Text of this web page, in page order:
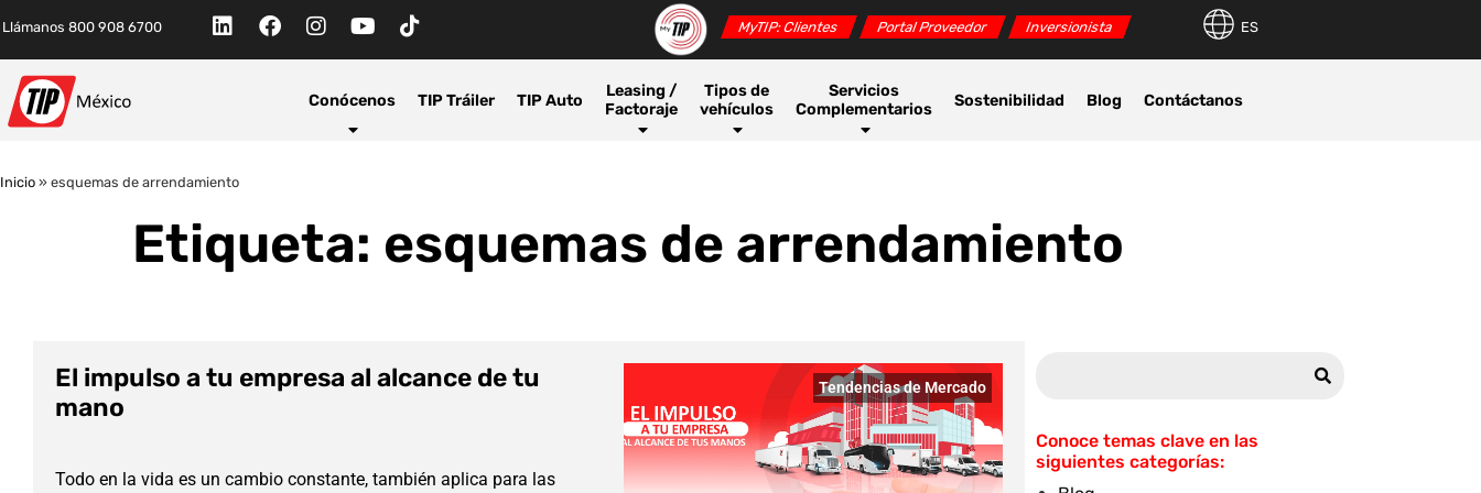
Llámanos 800 908 6700 MyTIP: Clientes Portal Proveedor Inversionista ES
Conócenos TIP Tráiler TIP Auto
Leasing /
Factoraje
Tipos de
vehículos
Servicios
Complementarios
Sostenibilidad Blog Contáctanos
Inicio » esquemas de arrendamiento
Etiqueta: esquemas de arrendamiento
El impulso a tu empresa al alcance de tu
mano
Tendencias de Mercado
Todo en la vida es un cambio constante, también aplica para las
Conoce temas clave en las
siguientes categorías: